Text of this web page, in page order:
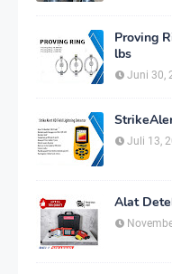
Proving
lbs
Juni 30,
Juli 13,
Alat